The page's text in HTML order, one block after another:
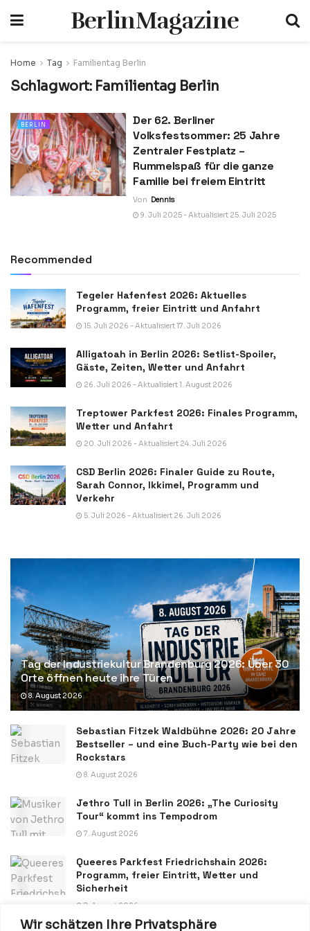
Wir schätzen Ihre Privatsphäre
BerlinMagazine
Home Tag Familientag Berlin
Schlagwort: Familientag Berlin
BERLIN
Der 62. Berliner
Volksfestsommer: 25 Jahre
Zentraler Festplatz –
Rummelspaß für die ganze
Familie bei freiem Eintritt
Von Dennis
9. Juli 2025 - Aktualisiert 25. Juli 2025
Recommended
Tegeler Hafenfest 2026: Aktuelles
Programm, freier Eintritt und Anfahrt
15. Juli 2026 - Aktualisiert 17. Juli 2026
Alligatoah in Berlin 2026: Setlist-Spoiler,
Gäste, Zeiten, Wetter und Anfahrt
26. Juli 2026 - Aktualisiert 1. August 2026
Treptower Parkfest 2026: Finales Programm,
Wetter und Anfahrt
20. Juli 2026 - Aktualisiert 24. Juli 2026
CSD Berlin 2026: Finaler Guide zu Route,
Sarah Connor, Ikkimel, Programm und
Verkehr
5. Juli 2026 - Aktualisiert 26. Juli 2026
Tag der Industriekultur Brandenburg 2026: Über 30
Orte öffnen heute ihre Türen
8. August 2026
Sebastian Fitzek Waldbühne 2026: 20 Jahre
Bestseller – und eine Buch-Party wie bei den
Rockstars
8. August 2026
Jethro Tull in Berlin 2026: „The Curiosity
Tour“ kommt ins Tempodrom
7. August 2026
Queeres Parkfest Friedrichshain 2026:
Programm, freier Eintritt, Wetter und
Sicherheit
7. August 2026